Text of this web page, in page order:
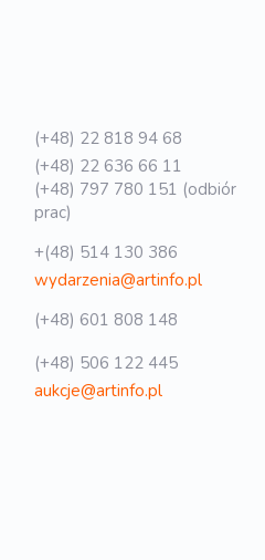
(+48) 22 818 94 68
(+48) 22 636 66 11
(+48) 797 780 151 (odbiór
prac)
+(48) 514 130 386
wydarzenia@artinfo.pl
(+48) 601 808 148
(+48) 506 122 445
aukcje@artinfo.pl